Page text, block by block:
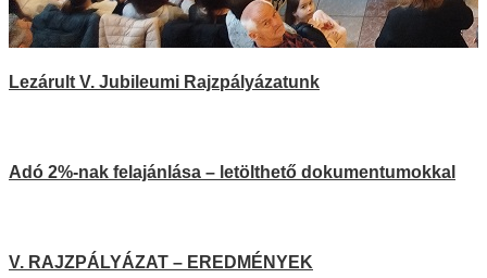
Lezárult V. Jubileumi Rajzpályázatunk
Adó 2%-nak felajánlása – letölthető dokumentumokkal
V. RAJZPÁLYÁZAT – EREDMÉNYEK